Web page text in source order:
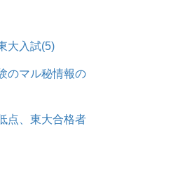
大入試(5)
のマル秘情報の
点、東大合格者